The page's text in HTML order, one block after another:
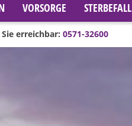
VORSORGE STERBEFALL
erreichbar: 0571-32600